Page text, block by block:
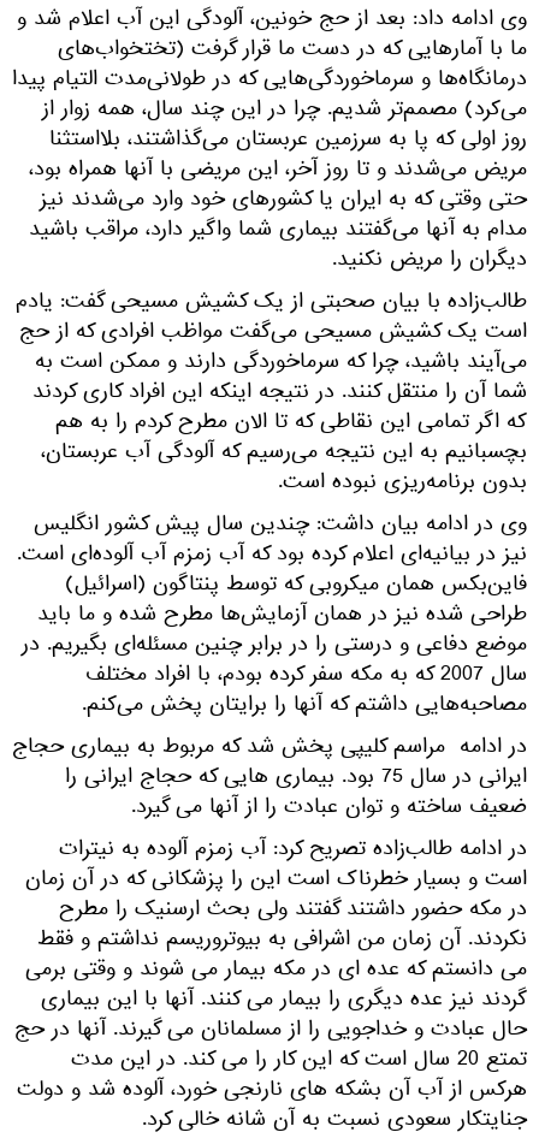
وی ادامه داد: بعد از حج خونین، آلودگی این آب اعلام شد و
ما با آمارهایی که در دست ما قرار گرفت (تختخواب‌های
درمانگاه‌ها و سرماخوردگی‌هایی که در طولانی‌مدت التیام پیدا
می‌کرد) مصمم‌تر شدیم. چرا در این چند سال، همه زوار از
روز اولی که پا به سرزمین عربستان می‌گذاشتند، بلااستثنا
مریض می‌شدند و تا روز آخر، این مریضی با آنها همراه بود،
حتی وقتی که به ایران یا کشورهای خود وارد می‌شدند نیز
مدام به آنها می‌گفتند بیماری شما واگیر دارد، مراقب باشید
دیگران را مریض نکنید.
طالب‌زاده با بیان صحبتی از یک کشیش مسیحی گفت: یادم
است یک کشیش مسیحی می‌گفت مواظب افرادی که از حج
می‌آیند باشید، چرا که سرماخوردگی دارند و ممکن است به
شما آن را منتقل کنند. در نتیجه اینکه این افراد کاری کردند
که اگر تمامی این نقاطی که تا الان مطرح کردم را به هم
بچسبانیم به این نتیجه می‌رسیم که آلودگی آب عربستان،
بدون برنامه‌ریزی نبوده است.
وی در ادامه بیان داشت: چندین سال پیش کشور انگلیس
نیز در بیانیه‌ای اعلام کرده بود که آب زمزم آب آلوده‌ای است.
فاین‌بکس همان میکروبی که توسط پنتاگون (اسرائیل)
طراحی شده نیز در همان آزمایش‌ها مطرح شده و ما باید
موضع دفاعی و درستی را در برابر چنین مسئله‌ای بگیریم. در
سال 2007 که به مکه سفر کرده بودم، با افراد مختلف
مصاحبه‌هایی داشتم که آنها را برایتان پخش می‌کنم.
در ادامه مراسم کلیپی پخش شد که مربوط به بیماری حجاج
ایرانی در سال 75 بود. بیماری هایی که حجاج ایرانی را
ضعیف ساخته و توان عبادت را از آنها می گیرد.
در ادامه طالب‌زاده تصریح کرد: آب زمزم آلوده به نیترات
است و بسیار خطرناک است این را پزشکانی که در آن زمان
در مکه حضور داشتند گفتند ولی بحث ارسنیک را مطرح
نکردند. آن زمان من اشرافی به بیوتروریسم نداشتم و فقط
می دانستم که عده ای در مکه بیمار می شوند و وقتی برمی
گردند نیز عده دیگری را بیمار می کنند. آنها با این بیماری
حال عبادت و خداجویی را از مسلمانان می گیرند. آنها در حج
تمتع 20 سال است که این کار را می کند. در این مدت
هرکس از آب آن بشکه های نارنجی خورد، آلوده شد و دولت
جنایتکار سعودی نسبت به آن شانه خالی کرد.